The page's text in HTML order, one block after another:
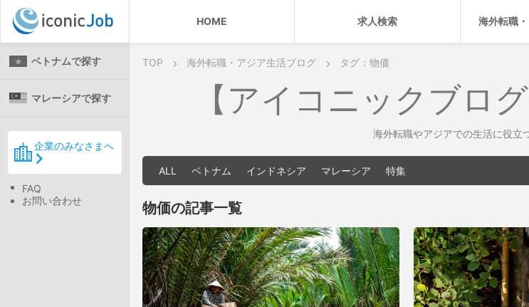
HOME 求人検索 海外転職
ベトナムで探す
マレーシアで探す
企業のみなさまへ
FAQ
お問い合わせ
TOP 海外転職・アジア生活ブログ タグ：物価
【アイコニックブロ
海外転職やアジアでの生活に役立
ALL ベトナム インドネシア マレーシア 特集
物価の記事一覧